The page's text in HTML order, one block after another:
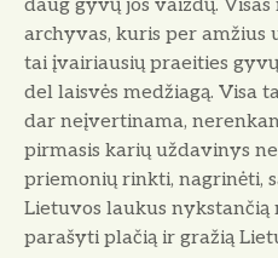
daug gyvų jos vaizdų.
archyvas, kuris per amžius
tai įvairiausių praeities
del laisvės medžiagą. Visa
dar neįvertinama,
pirmasis karių uždavinys
priemonių rinkti, nagrinėti,
Lietuvos laukus nykstančią
parašyti plačią ir gražią